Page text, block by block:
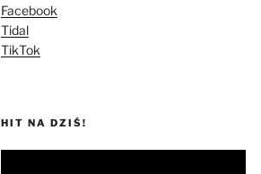
Facebook
Tidal
TikTok
HIT NA DZIŚ!